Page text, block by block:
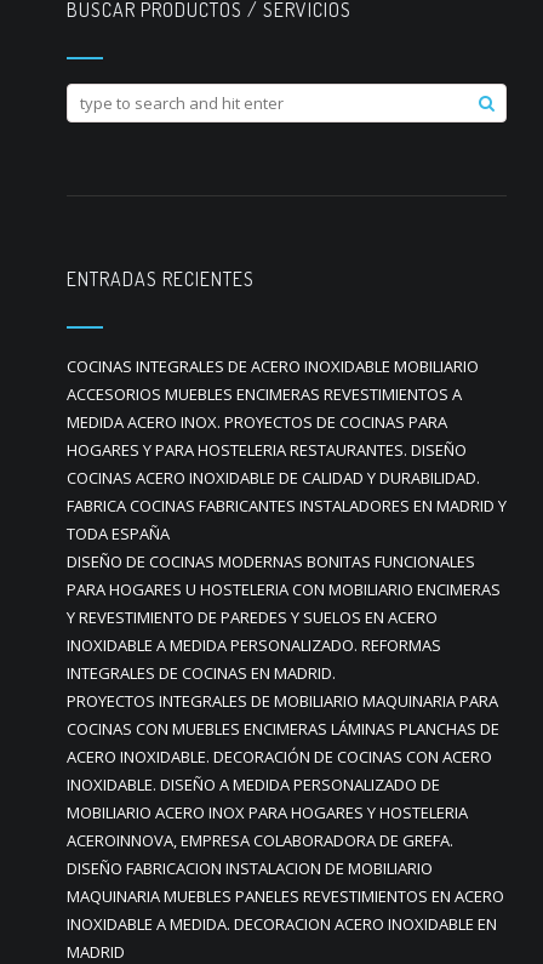
BUSCAR PRODUCTOS / SERVICIOS
ENTRADAS RECIENTES
COCINAS INTEGRALES DE ACERO INOXIDABLE MOBILIARIO
ACCESORIOS MUEBLES ENCIMERAS REVESTIMIENTOS A
MEDIDA ACERO INOX. PROYECTOS DE COCINAS PARA
HOGARES Y PARA HOSTELERIA RESTAURANTES. DISEÑO
COCINAS ACERO INOXIDABLE DE CALIDAD Y DURABILIDAD.
FABRICA COCINAS FABRICANTES INSTALADORES EN MADRID Y
TODA ESPAÑA
DISEÑO DE COCINAS MODERNAS BONITAS FUNCIONALES
PARA HOGARES U HOSTELERIA CON MOBILIARIO ENCIMERAS
Y REVESTIMIENTO DE PAREDES Y SUELOS EN ACERO
INOXIDABLE A MEDIDA PERSONALIZADO. REFORMAS
INTEGRALES DE COCINAS EN MADRID.
PROYECTOS INTEGRALES DE MOBILIARIO MAQUINARIA PARA
COCINAS CON MUEBLES ENCIMERAS LÁMINAS PLANCHAS DE
ACERO INOXIDABLE. DECORACIÓN DE COCINAS CON ACERO
INOXIDABLE. DISEÑO A MEDIDA PERSONALIZADO DE
MOBILIARIO ACERO INOX PARA HOGARES Y HOSTELERIA
ACEROINNOVA, EMPRESA COLABORADORA DE GREFA.
DISEÑO FABRICACION INSTALACION DE MOBILIARIO
MAQUINARIA MUEBLES PANELES REVESTIMIENTOS EN ACERO
INOXIDABLE A MEDIDA. DECORACION ACERO INOXIDABLE EN
MADRID